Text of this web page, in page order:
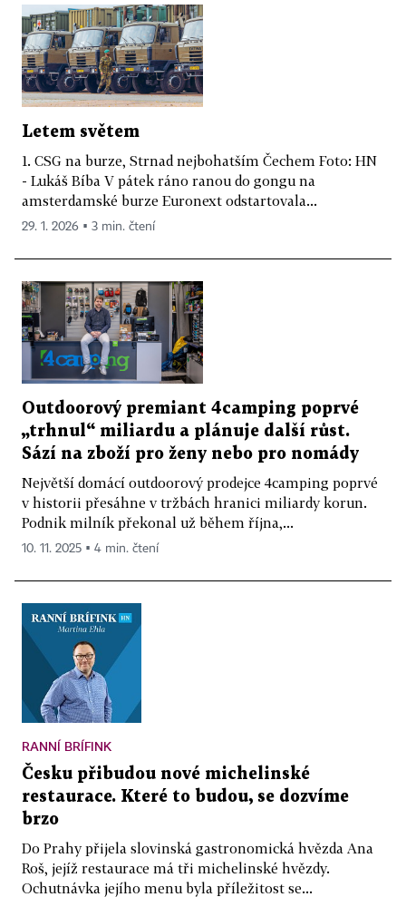
Letem světem
1. CSG na burze, Strnad nejbohatším Čechem Foto: HN
- Lukáš Bíba V pátek ráno ranou do gongu na
amsterdamské burze Euronext odstartovala...
29. 1. 2026 ▪ 3 min. čtení
Outdoorový premiant 4camping poprvé
„trhnul“ miliardu a plánuje další růst.
Sází na zboží pro ženy nebo pro nomády
Největší domácí outdoorový prodejce 4camping poprvé
v historii přesáhne v tržbách hranici miliardy korun.
Podnik milník překonal už během října,...
10. 11. 2025 ▪ 4 min. čtení
RANNÍ BRÍFINK
Česku přibudou nové michelinské
restaurace. Které to budou, se dozvíme
brzo
Do Prahy přijela slovinská gastronomická hvězda Ana
Roš, jejíž restaurace má tři michelinské hvězdy.
Ochutnávka jejího menu byla příležitost se...